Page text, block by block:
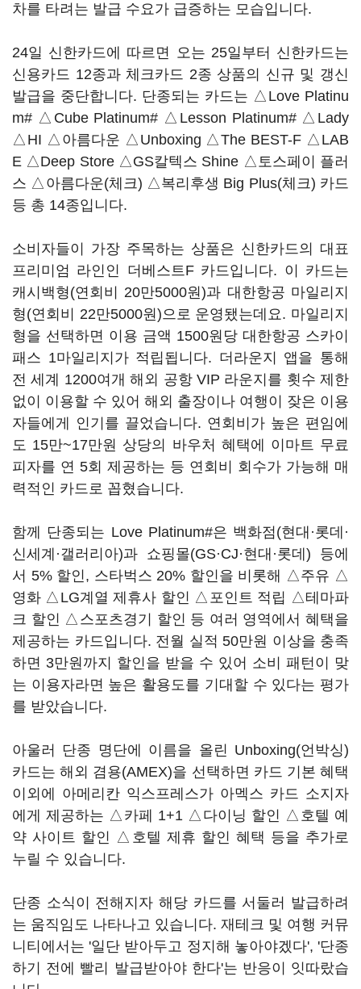
차를 타려는 발급 수요가 급증하는 모습입니다.
24일 신한카드에 따르면 오는 25일부터 신한카드는
신용카드 12종과 체크카드 2종 상품의 신규 및 갱신
발급을 중단합니다. 단종되는 카드는 △Love Platinu
m# △Cube Platinum# △Lesson Platinum# △Lady
△HI △아름다운 △Unboxing △The BEST-F △LAB
E △Deep Store △GS칼텍스 Shine △토스페이 플러
스 △아름다운(체크) △복리후생 Big Plus(체크) 카드
등 총 14종입니다.
소비자들이 가장 주목하는 상품은 신한카드의 대표
프리미엄 라인인 더베스트F 카드입니다. 이 카드는
캐시백형(연회비 20만5000원)과 대한항공 마일리지
형(연회비 22만5000원)으로 운영됐는데요. 마일리지
형을 선택하면 이용 금액 1500원당 대한항공 스카이
패스 1마일리지가 적립됩니다. 더라운지 앱을 통해
전 세계 1200여개 해외 공항 VIP 라운지를 횟수 제한
없이 이용할 수 있어 해외 출장이나 여행이 잦은 이용
자들에게 인기를 끌었습니다. 연회비가 높은 편임에
도 15만~17만원 상당의 바우처 혜택에 이마트 무료
피자를 연 5회 제공하는 등 연회비 회수가 가능해 매
력적인 카드로 꼽혔습니다.
함께 단종되는 Love Platinum#은 백화점(현대·롯데·
신세계·갤러리아)과 쇼핑몰(GS·CJ·현대·롯데) 등에
서 5% 할인, 스타벅스 20% 할인을 비롯해 △주유 △
영화 △LG계열 제휴사 할인 △포인트 적립 △테마파
크 할인 △스포츠경기 할인 등 여러 영역에서 혜택을
제공하는 카드입니다. 전월 실적 50만원 이상을 충족
하면 3만원까지 할인을 받을 수 있어 소비 패턴이 맞
는 이용자라면 높은 활용도를 기대할 수 있다는 평가
를 받았습니다.
아울러 단종 명단에 이름을 올린 Unboxing(언박싱)
카드는 해외 겸용(AMEX)을 선택하면 카드 기본 혜택
이외에 아메리칸 익스프레스가 아멕스 카드 소지자
에게 제공하는 △카페 1+1 △다이닝 할인 △호텔 예
약 사이트 할인 △호텔 제휴 할인 혜택 등을 추가로
누릴 수 있습니다.
단종 소식이 전해지자 해당 카드를 서둘러 발급하려
는 움직임도 나타나고 있습니다. 재테크 및 여행 커뮤
니티에서는 '일단 받아두고 정지해 놓아야겠다', '단종
하기 전에 빨리 발급받아야 한다'는 반응이 잇따랐습